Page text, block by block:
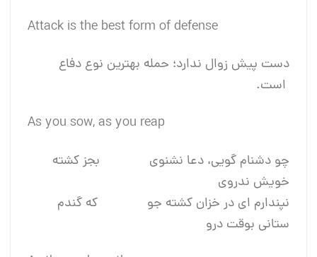
Attack is the best form of defense
دست پیش زوال ندارد؛ حمله بهترین نوع دفاع
است.
As you sow, as you reap
چو دشنام گویی، دعا نشنوی بجز کشته
خویش ندروی
نپندارم ای در خزان کشته جو که گندم
ستانی بوقت درو